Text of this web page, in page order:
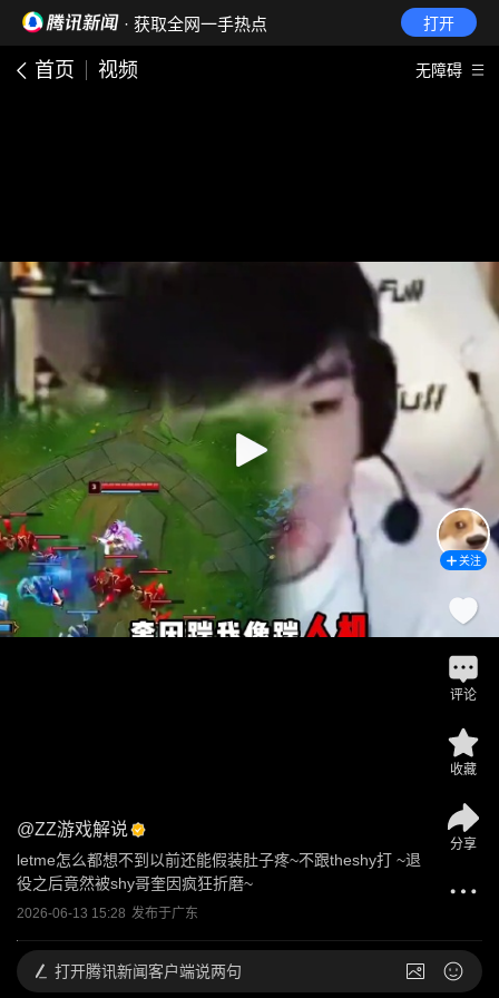
· 获取全网一手热点 打开
首页 视频 无障碍
@ZZ游戏解说
letme怎么都想不到以前还能假装肚子疼~不跟theshy打 ~退
役之后竟然被shy哥奎因疯狂折磨~
2026-06-13 15:28 发布于广东
关注
评论
收藏
分享
打开腾讯新闻客户端说两句